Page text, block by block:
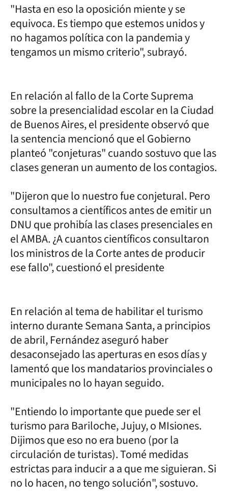
"Hasta en eso la oposición miente y se
equivoca. Es tiempo que estemos unidos y
no hagamos política con la pandemia y
tengamos un mismo criterio", subrayó.
En relación al fallo de la Corte Suprema
sobre la presencialidad escolar en la Ciudad
de Buenos Aires, el presidente observó que
la sentencia mencionó que el Gobierno
planteó "conjeturas" cuando sostuvo que las
clases generan un aumento de los contagios.
"Dijeron que lo nuestro fue conjetural. Pero
consultamos a científicos antes de emitir un
DNU que prohibía las clases presenciales en
el AMBA. ¿A cuantos científicos consultaron
los ministros de la Corte antes de producir
ese fallo", cuestionó el presidente
En relación al tema de habilitar el turismo
interno durante Semana Santa, a principios
de abril, Fernández aseguró haber
desaconsejado las aperturas en esos días y
lamentó que los mandatarios provinciales o
municipales no lo hayan seguido.
"Entiendo lo importante que puede ser el
turismo para Bariloche, Jujuy, o MIsiones.
Dijimos que eso no era bueno (por la
circulación de turistas). Tomé medidas
estrictas para inducir a a que me siguieran. Si
no lo hacen, no tengo solución", sostuvo.